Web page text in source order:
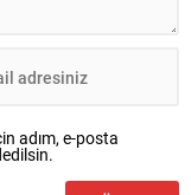
adım, e-posta